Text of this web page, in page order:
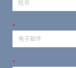
*
*